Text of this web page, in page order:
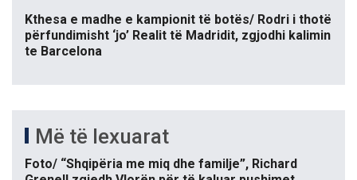
Kthesa e madhe e kampionit të botës/ Rodri i thotë
përfundimisht ‘jo’ Realit të Madridit, zgjodhi kalimin
te Barcelona
Më të lexuarat
Foto/ “Shqipëria me miq dhe familje”, Richard